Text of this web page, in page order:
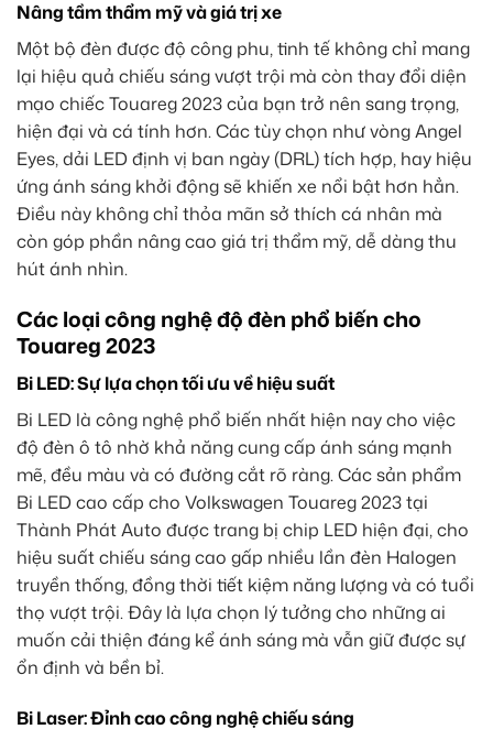
Nâng tầm thẩm mỹ và giá trị xe
Một bộ đèn được độ công phu, tinh tế không chỉ mang
lại hiệu quả chiếu sáng vượt trội mà còn thay đổi diện
mạo chiếc Touareg 2023 của bạn trở nên sang trọng,
hiện đại và cá tính hơn. Các tùy chọn như vòng Angel
Eyes, dải LED định vị ban ngày (DRL) tích hợp, hay hiệu
ứng ánh sáng khởi động sẽ khiến xe nổi bật hơn hẳn.
Điều này không chỉ thỏa mãn sở thích cá nhân mà
còn góp phần nâng cao giá trị thẩm mỹ, dễ dàng thu
hút ánh nhìn.
Các loại công nghệ độ đèn phổ biến cho
Touareg 2023
Bi LED: Sự lựa chọn tối ưu về hiệu suất
Bi LED là công nghệ phổ biến nhất hiện nay cho việc
độ đèn ô tô nhờ khả năng cung cấp ánh sáng mạnh
mẽ, đều màu và có đường cắt rõ ràng. Các sản phẩm
Bi LED cao cấp cho Volkswagen Touareg 2023 tại
Thành Phát Auto được trang bị chip LED hiện đại, cho
hiệu suất chiếu sáng cao gấp nhiều lần đèn Halogen
truyền thống, đồng thời tiết kiệm năng lượng và có tuổi
thọ vượt trội. Đây là lựa chọn lý tưởng cho những ai
muốn cải thiện đáng kể ánh sáng mà vẫn giữ được sự
ổn định và bền bỉ.
Bi Laser: Đỉnh cao công nghệ chiếu sáng